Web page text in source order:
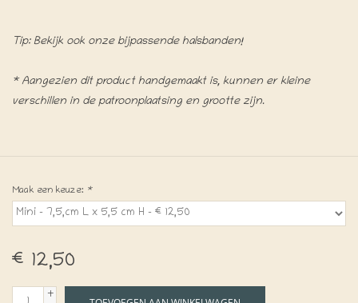
Tip: Bekijk ook onze bijpassende halsbanden!
* Aangezien dit product handgemaakt is, kunnen er kleine
verschillen in de patroonplaatsing en grootte zijn.
Maak een keuze: *
€12,50
+